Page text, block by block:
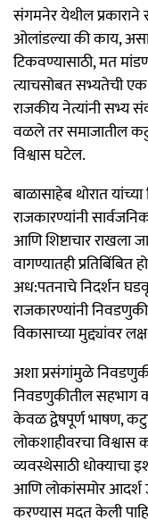
संगमनेर येथील प्रकाराने
ओलांडल्या की काय, असा
टिकवण्यासाठी, मत
त्याचसोबत सभ्यतेची
राजकीय नेत्यांनी सभ्य
वळले तर समाजातील
विश्वास घटेल.
बाळासाहेब थोरात
राजकारण्यांनी
आणि शिष्टाचार राखला
वागण्यातही प्रतिबिंबित
अध:पतनाचे निदर्शन
राजकारण्यांनी
विकासाच्या मुद्द्यांवर
अशा प्रसंगांमुळे
निवडणुकीतील सहभाग
केवळ द्वेषपूर्ण भाषण,
लोकशाहीवरचा विश्वास
व्यवस्थेसाठी धोक्याचा
आणि लोकांसमोर आदर्श
करण्यास मदत केली